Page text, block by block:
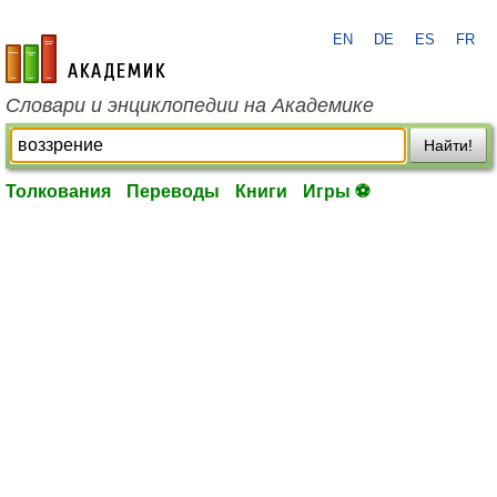
academic.ru
EN DE ES FR
Словари и энциклопедии на Академике
Найти!
Толкования Переводы Книги Игры ⚽